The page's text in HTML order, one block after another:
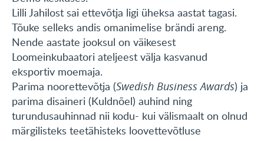
Lilli Jahilost sai ettevõtja ligi üheksa aastat tagasi.
Tõuke selleks andis omanimelise brändi areng.
Nende aastate jooksul on väikesest
Loomeinkubaatori ateljeest välja kasvanud
eksportiv moemaja.
Parima noorettevõtja (Swedish Business Awards) ja
parima disaineri (Kuldnõel) auhind ning
turundusauhinnad nii kodu- kui välismaalt on olnud
märgilisteks teetähisteks loovettevõtluse